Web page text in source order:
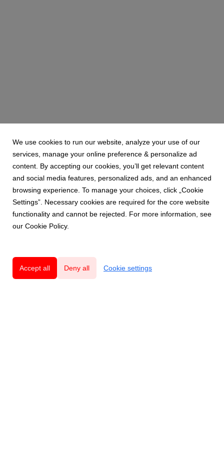
We use cookies to run our website, analyze your use of our
services, manage your online preference & personalize ad
content. By accepting our cookies, you’ll get relevant content
and social media features, personalized ads, and an enhanced
browsing experience. To manage your choices, click „Cookie
Settings”. Necessary cookies are required for the core website
functionality and cannot be rejected. For more information, see
our Cookie Policy.
Accept all Deny all Cookie settings